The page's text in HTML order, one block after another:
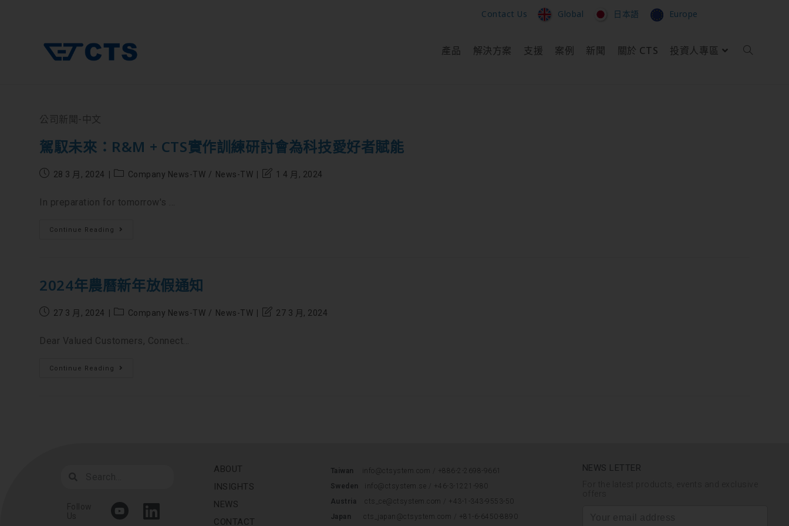
Contact Us Global 日本語 Europe
產品 解決方案 支援 案例 新聞 關於 CTS 投資人專區
公司新聞-中文
駕馭未來：R&M + CTS實作訓練研討會為科技愛好者賦能
28 3 月, 2024 Company News-TW / News-TW 1 4 月, 2024
In preparation for tomorrow's ...
Continue Reading
2024年農曆新年放假通知
27 3 月, 2024 Company News-TW / News-TW 27 3 月, 2024
Dear Valued Customers, Connect...
Continue Reading
ABOUT
INSIGHTS
NEWS
CONTACT
Taiwan info@ctsystem.com /
+886-2-2698-9661
Sweden
info@ctsystem.se
+46-3-1221-980
Austria
cts_ce@ctsystem.com
+43-1-343-9553-50
Japan
cts_japan@ctsystem.com +81-6-6450-8890
NEWS LETTER